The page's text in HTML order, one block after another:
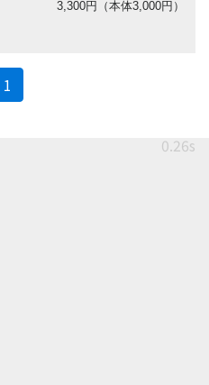
3,300円（本体3,000円）
1
0.26s